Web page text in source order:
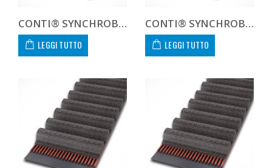
CONTI® SYNCHROBELT HTD8106430
LEGGI TUTTO
CONTI® SYNCHROBELT HTD8106450
LEGGI TUTTO